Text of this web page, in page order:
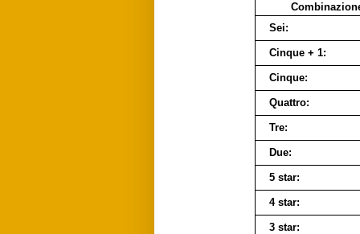
Sei:
Cinque + 1:
Cinque:
Quattro:
Tre:
Due:
5 star:
4 star:
3 star: